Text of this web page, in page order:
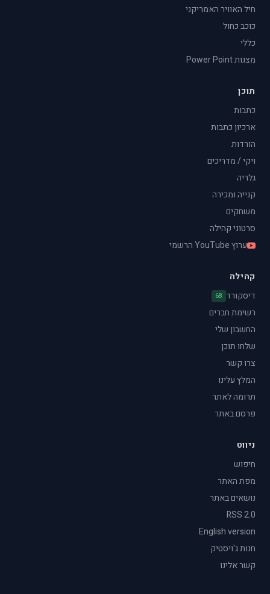
חיל האוויר האמריקני
כוכב כחול
כללי
מצגות Power Point
תוכן
כתבות
ארכיון כתבות
הורדות
ויקי / מדריכים
גלריה
קנייה ומכירה
משחקים
סרטוני קהילה
ערוץ YouTube הרשמי
קהילה
דיסקורד 68
רשימת חברים
החשבון שלי
שלחו תוכן
צרו קשר
המלץ עלינו
תרומה לאתר
פרסם באתר
ניווט
חיפוש
מפת האתר
נושאים באתר
RSS 2.0
English version
חנות ג'ויסטיק
קשר אלינו